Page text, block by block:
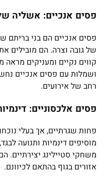
פסים אנכיים: אשליה
פסים אנכיים הם בני בריתם
של גובה וצרה. הם מובילים
קווים נקיים ומעניקים מראה
ושמלות עם פסים אנכיים
רחב של אירועים.
פסים אלכסוניים:
פחות שגרתיים, אך בעלי
מוסיפים דינמיות ותנועה
משחקי סטיילינג יצירתיים.
אזורים בגוף בהתאם לכיוונם.